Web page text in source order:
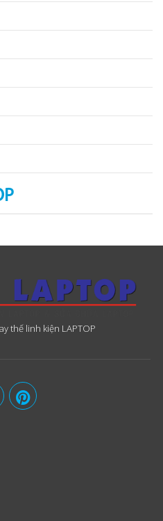
thế linh kiện LAPTOP